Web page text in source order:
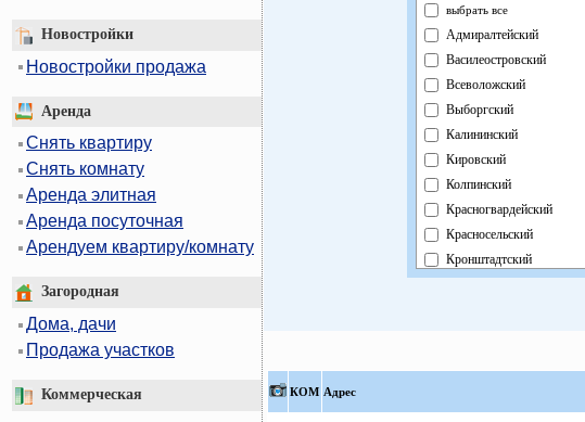
Новостройки
Новостройки продажа
Аренда
Снять квартиру
Снять комнату
Аренда элитная
Аренда посуточная
Арендуем квартиру/комнату
Загородная
Дома, дачи
Продажа участков
Коммерческая
выбрать все
Адмиралтейский
Василеостровский
Всеволожский
Выборгский
Калининский
Кировский
Колпинский
Красногвардейский
Красносельский
Кронштадтский
Петроградский
КOМ Адрес